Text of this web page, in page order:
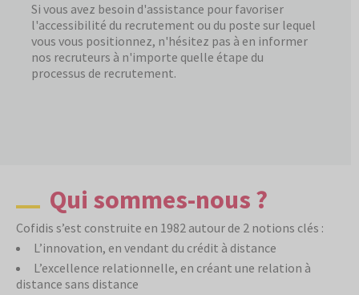
Si vous avez besoin d'assistance pour favoriser
l'accessibilité du recrutement ou du poste sur lequel
vous vous positionnez, n'hésitez pas à en informer
nos recruteurs à n'importe quelle étape du
processus de recrutement.
Qui sommes-nous ?
Cofidis s’est construite en 1982 autour de 2 notions clés :
L’innovation, en vendant du crédit à distance
L’excellence relationnelle, en créant une relation à
distance sans distance